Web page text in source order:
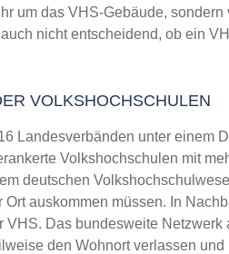
um das VHS-Gebäude, sondern
nicht entscheidend, ob ein
VOLKSHOCHSCHULEN
Landesverbänden unter einem
Volkshochschulen mit
deutschen
auskommen müssen. In
VHS. Das bundesweite
den Wohnort verlassen